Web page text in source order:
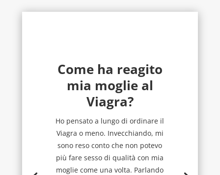
Come ha reagito
mia moglie al
Viagra?
Ho pensato a lungo di ordinare il
Viagra o meno. Invecchiando, mi
sono reso conto che non potevo
più fare sesso di qualità con mia
moglie come una volta. Parlando